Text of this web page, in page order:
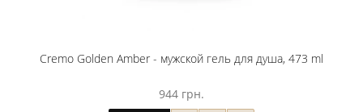
Cremo Golden Amber - мужской гель для душа, 473 ml
944 грн.